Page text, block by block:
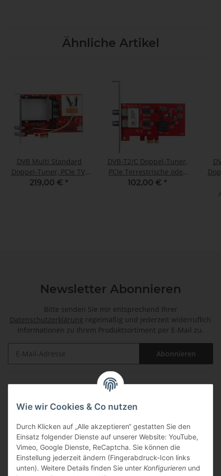
Ähnliche Artikel
DVB Multi Standard
Doppel-Tuner, PCIe TV-
Karte mit CI, TBS-6590
219,00 € *
DVB-T2/C Doppel-Tuner,
PCIe Terrestrische oder
Kabel-TV-Karte (LP), TBS-
102,00 € *
Newsletter Abonnieren
Bitte senden Sie mir entsprechend Ihrer
Datenschutzerklärung regelmäßig und jederzeit widerruflich
Informationen zu Ihrem Produktsortiment per E-Mail zu.
Abonnieren
Zahlungsarten
Wie wir Cookies & Co nutzen
Durch Klicken auf „Alle akzeptieren“ gestatten Sie den
Einsatz folgender Dienste auf unserer Website: YouTube,
Vimeo, Google Dienste, ReCaptcha. Sie können die
Einstellung jederzeit ändern (Fingerabdruck-Icon links
unten). Weitere Details finden Sie unter Konfigurieren und